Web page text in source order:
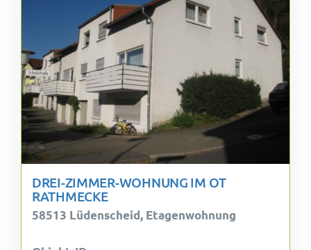
DREI-ZIMMER-WOHNUNG IM OT
RATHMECKE
58513 Lüdenscheid, Etagenwohnung